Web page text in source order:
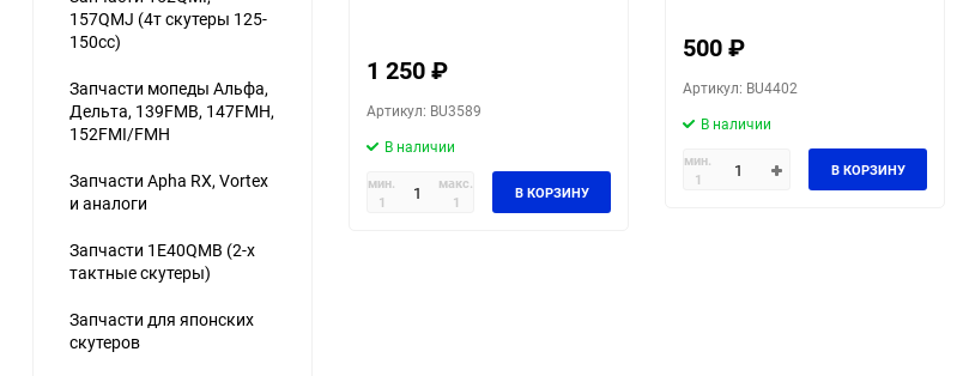
157QMJ (4т скутеры 125-
150сс)
Запчасти мопеды Альфа,
Дельта, 139FMB, 147FMH,
152FMI/FMH
Запчасти Apha RX, Vortex
и аналоги
Запчасти 1E40QMB (2-х
тактные скутеры)
Запчасти для японских
скутеров
1 250₽
Артикул: BU3589
В наличии
мин.
1
макс.
1
В КОРЗИНУ
500₽
Артикул: BU4402
В наличии
мин.
1
В КОРЗИНУ